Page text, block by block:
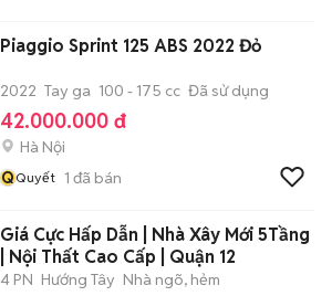
Piaggio Sprint 125 ABS 2022 Đỏ
2022 Tay ga 100 - 175 cc Đã sử dụng
42.000.000 đ
Hà Nội
QQuyết 1 đã bán
Giá Cực Hấp Dẫn | Nhà Xây Mới 5Tầng
| Nội Thất Cao Cấp | Quận 12
4 PN Hướng Tây Nhà ngõ, hẻm